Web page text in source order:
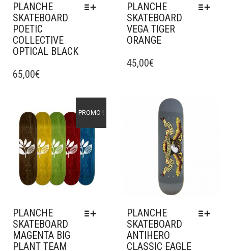
PLANCHE
SKATEBOARD
POETIC
COLLECTIVE
OPTICAL BLACK
PRODUIT
LES
OPTIONS
PEUVENT
ÊTRE
CHOISIES
SUR
DU
PRODUIT
65,00€
PLANCHE
SKATEBOARD
VEGA TIGER
ORANGE
PRODUIT
PRODUIT
45,00€
Ajouter à mes favorisPROMO !
PLANCHE
SKATEBOARD
MAGENTA BIG
PLANT TEAM
Ajouter à mes favoris
PLANCHE
SKATEBOARD
ANTIHERO
CLASSIC EAGLE